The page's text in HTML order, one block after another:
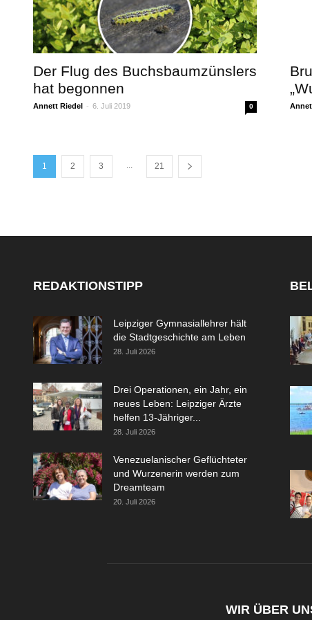
Der Flug des Buchsbaumzünslers
hat begonnen
Annett Riedel - 6. Juli 2019 0
1 2 3 ... 21
REDAKTIONSTIPP
Leipziger Gymnasiallehrer hält
die Stadtgeschichte am Leben
28. Juli 2026
Drei Operationen, ein Jahr, ein
neues Leben: Leipziger Ärzte
helfen 13-Jähriger...
28. Juli 2026
Venezuelanischer Geflüchteter
und Wurzenerin werden zum
Dreamteam
20. Juli 2026
WIR ÜBER